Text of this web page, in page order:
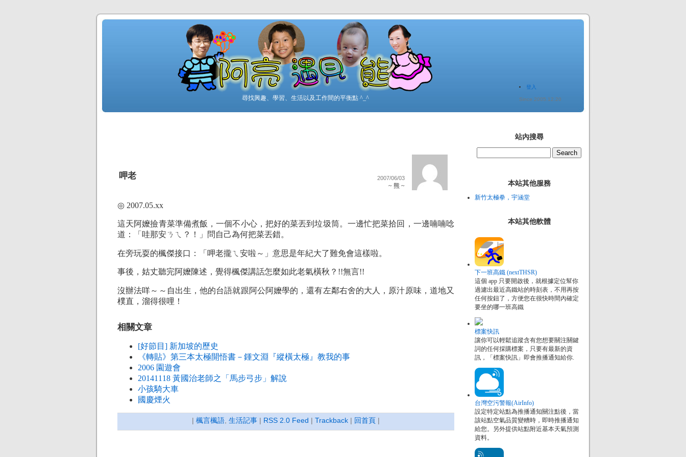
尋找興趣、學習、生活以及工作間的平衡點 ^_^
登入
Since 2005.12.20
呷老 2007/06/03
~ 熊 ~
◎ 2007.05.xx
這天阿嬤撿青菜準備煮飯，一個不小心，把好的菜丟到垃圾筒。一邊忙把菜拾回，一邊喃喃唸
道：「哇那安ㄋㄟ？！」問自己為何把菜丟錯。
在旁玩耍的楓傑接口：「呷老攏ㄟ安啦～」意思是年紀大了難免會這樣啦。
事後，姑丈聽完阿嬤陳述，覺得楓傑講話怎麼如此老氣橫秋？!!無言!!
沒辦法咩～～自出生，他的台語就跟阿公阿嬤學的，還有左鄰右舍的大人，原汁原味，道地又
樸直，溜得很哩！
相關文章
[好節目] 新加坡的歷史
《轉貼》第三本太極開悟書－鍾文淵『縱橫太極』教我的事
2006 園遊會
20141118 黃國治老師之「馬步弓步」解說
小孩騎大車
國慶煙火
| 楓言楓語 生活記事 | RSS 2.0 Feed | Trackback | 回首頁 |
站內搜尋
本站其他服務
新竹太極拳，宇涵堂
本站其他軟體
下一班高鐵 (nextTHSR)
這個 app 只要開啟後，就根據定位幫你
過濾出最近高鐵站的時刻表，不用再按
任何按鈕了，方便您在很快時間內確定
要坐的哪一班高鐵
標案快訊
讓你可以輕鬆追蹤含有您想要關注關鍵
詞的任何採購標案，只要有最新的資
訊，「標案快訊」即會推播通知給你.
台灣空污警報(AirInfo)
設定特定站點為推播通知關注點後，當
該站點空氣品質變糟時，即時推播通知
給您。另外提供站點附近基本天氣預測
資料。